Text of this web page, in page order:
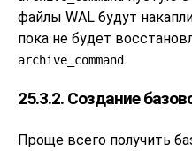
файлы WAL будут
пока не будет
archive_command.
25.3.2. Создание
Проще всего получить